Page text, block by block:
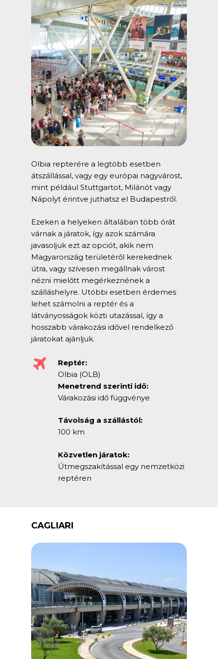
Olbia repterére a legtöbb esetben
átszállással, vagy egy európai nagyvárost,
mint például Stuttgartot, Milánót vagy
Nápolyt érintve juthatsz el Budapestről.
Ezeken a helyeken általában több órát
várnak a járatok, így azok számára
javasoljuk ezt az opciót, akik nem
Magyarország területéről kerekednek
útra, vagy szívesen megállnak várost
nézni mielőtt megérkeznének a
szálláshelyre. Utóbbi esetben érdemes
lehet számolni a reptér és a
látványosságok közti utazással, így a
hosszabb várakozási idővel rendelkező
járatokat ajánljuk.
Reptér:
Olbia (OLB)
Menetrend szerinti idő:
Várakozási idő függvénye
Távolság a szállástól:
100 km
Közvetlen járatok:
Útmegszakítással egy nemzetközi
reptéren
CAGLIARI